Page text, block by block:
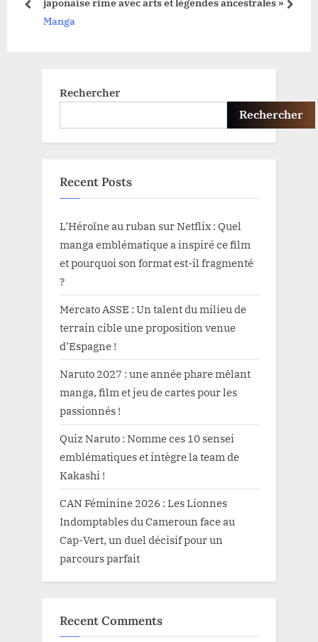
o
t
Manga
prev next
Rechercher
Rechercher
Recent Posts
L’Héroïne au ruban sur Netflix : Quel
manga emblématique a inspiré ce film
et pourquoi son format est-il fragmenté
?
Mercato ASSE : Un talent du milieu de
terrain cible une proposition venue
d’Espagne !
Naruto 2027 : une année phare mêlant
manga, film et jeu de cartes pour les
passionnés !
Quiz Naruto : Nomme ces 10 sensei
emblématiques et intègre la team de
Kakashi !
CAN Féminine 2026 : Les Lionnes
Indomptables du Cameroun face au
Cap-Vert, un duel décisif pour un
parcours parfait
Recent Comments